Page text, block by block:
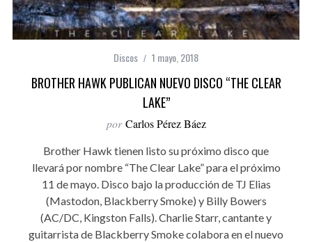
Discos 1 mayo, 2018
BROTHER HAWK PUBLICAN NUEVO DISCO “THE CLEAR
LAKE”
por Carlos Pérez Báez
Brother Hawk tienen listo su próximo disco que
llevará por nombre “The Clear Lake” para el próximo
11 de mayo. Disco bajo la producción de TJ Elias
(Mastodon, Blackberry Smoke) y Billy Bowers
(AC/DC, Kingston Falls). Charlie Starr, cantante y
guitarrista de Blackberry Smoke colabora en el nuevo